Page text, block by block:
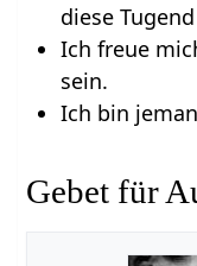
diese
Ich freue
sein.
Ich bin
Gebet für